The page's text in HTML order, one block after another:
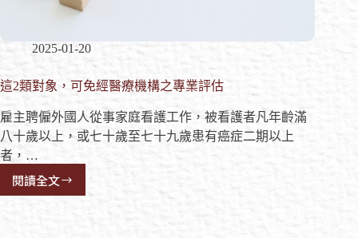
2025-01-20
這2類對象，可免經醫療機構之專業評估
雇主聘僱外國人從事家庭看護工作，被看護者凡年齡滿
八十歲以上，或七十歲至七十九歲患有癌症二期以上
者，…
閱讀全文